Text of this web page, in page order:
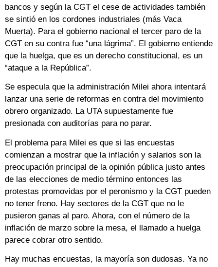
bancos y según la CGT el cese de actividades también
se sintió en los cordones industriales (más Vaca
Muerta). Para el gobierno nacional el tercer paro de la
CGT en su contra fue “una lágrima”. El gobierno entiende
que la huelga, que es un derecho constitucional, es un
“ataque a la República”.
Se especula que la administración Milei ahora intentará
lanzar una serie de reformas en contra del movimiento
obrero organizado. La UTA supuestamente fue
presionada con auditorías para no parar.
El problema para Milei es que si las encuestas
comienzan a mostrar que la inflación y salarios son la
preocupación principal de la opinión pública justo antes
de las elecciones de medio término entonces las
protestas promovidas por el peronismo y la CGT pueden
no tener freno. Hay sectores de la CGT que no le
pusieron ganas al paro. Ahora, con el número de la
inflación de marzo sobre la mesa, el llamado a huelga
parece cobrar otro sentido.
Hay muchas encuestas, la mayoría son dudosas. Ya no